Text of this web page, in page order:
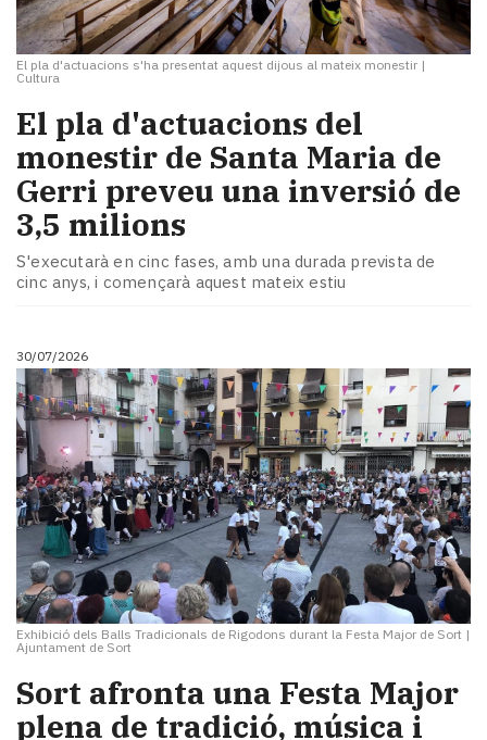
El pla d'actuacions s'ha presentat aquest dijous al mateix monestir |
Cultura
El pla d'actuacions del
monestir de Santa Maria de
Gerri preveu una inversió de
3,5 milions
S'executarà en cinc fases, amb una durada prevista de
cinc anys, i començarà aquest mateix estiu
30/07/2026
Exhibició dels Balls Tradicionals de Rigodons durant la Festa Major de Sort |
Ajuntament de Sort
Sort afronta una Festa Major
plena de tradició, música i